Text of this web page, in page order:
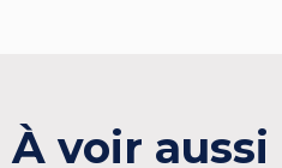
À voir aussi